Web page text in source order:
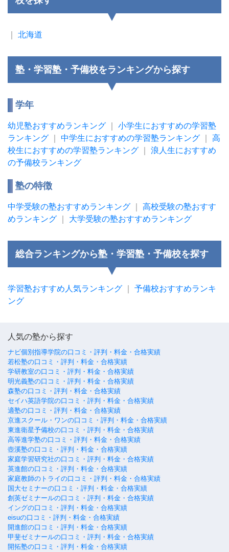
北海道
塾・学習塾・予備校をランキングから探す
学年
幼児塾おすすめランキング
小学生におすすめの学習塾
ランキング
中学生におすすめの学習塾ランキング
高
校生におすすめの学習塾ランキング
浪人生におすすめ
の予備校ランキング
塾の特徴
中学受験の塾おすすめランキング
高校受験の塾おすす
めランキング
大学受験の塾おすすめランキング
総合ランキングから塾・学習塾・予備校を探す
学習塾おすすめ人気ランキング
予備校おすすめランキ
ング
人気の塾から探す
ナビ個別指導学院の口コミ・評判・料金・合格実績
若松塾の口コミ・評判・料金・合格実績
学研教室の口コミ・評判・料金・合格実績
明光義塾の口コミ・評判・料金・合格実績
森塾の口コミ・評判・料金・合格実績
セイハ英語学院の口コミ・評判・料金・合格実績
適塾の口コミ・評判・料金・合格実績
京進スクール・ワンの口コミ・評判・料金・合格実績
東進衛星予備校の口コミ・評判・料金・合格実績
高等進学塾の口コミ・評判・料金・合格実績
壺溪塾の口コミ・評判・料金・合格実績
家庭学習研究社の口コミ・評判・料金・合格実績
英進館の口コミ・評判・料金・合格実績
家庭教師のトライの口コミ・評判・料金・合格実績
国大セミナーの口コミ・評判・料金・合格実績
創英ゼミナールの口コミ・評判・料金・合格実績
イングの口コミ・評判・料金・合格実績
eisuの口コミ・評判・料金・合格実績
開進館の口コミ・評判・料金・合格実績
甲斐ゼミナールの口コミ・評判・料金・合格実績
開拓塾の口コミ・評判・料金・合格実績